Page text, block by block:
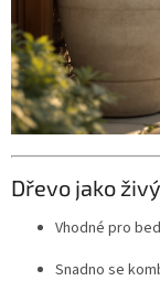
Dřevo jako
Vhodné pro
Snadno se